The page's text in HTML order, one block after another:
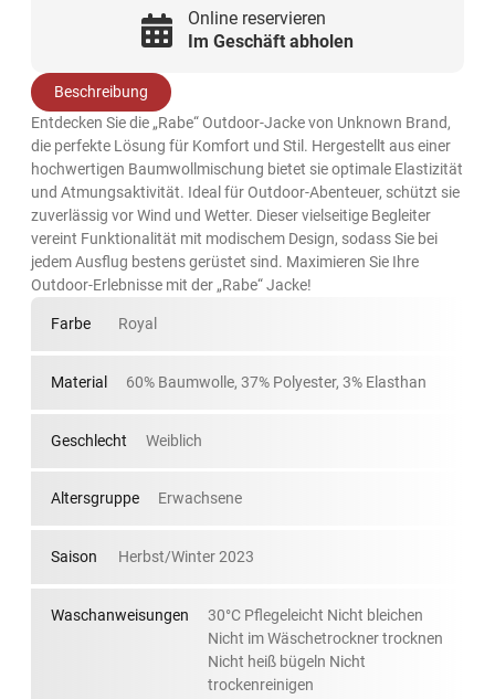
Online reservieren
Im Geschäft abholen
Beschreibung
Entdecken Sie die „Rabe“ Outdoor-Jacke von Unknown Brand,
die perfekte Lösung für Komfort und Stil. Hergestellt aus einer
hochwertigen Baumwollmischung bietet sie optimale Elastizität
und Atmungsaktivität. Ideal für Outdoor-Abenteuer, schützt sie
zuverlässig vor Wind und Wetter. Dieser vielseitige Begleiter
vereint Funktionalität mit modischem Design, sodass Sie bei
jedem Ausflug bestens gerüstet sind. Maximieren Sie Ihre
Outdoor-Erlebnisse mit der „Rabe“ Jacke!
Farbe Royal
Material 60% Baumwolle, 37% Polyester, 3% Elasthan
Geschlecht Weiblich
Altersgruppe Erwachsene
Saison Herbst/Winter 2023
Waschanweisungen
30°C Pflegeleicht Nicht bleichen
Nicht im Wäschetrockner trocknen
Nicht heiß bügeln Nicht
trockenreinigen